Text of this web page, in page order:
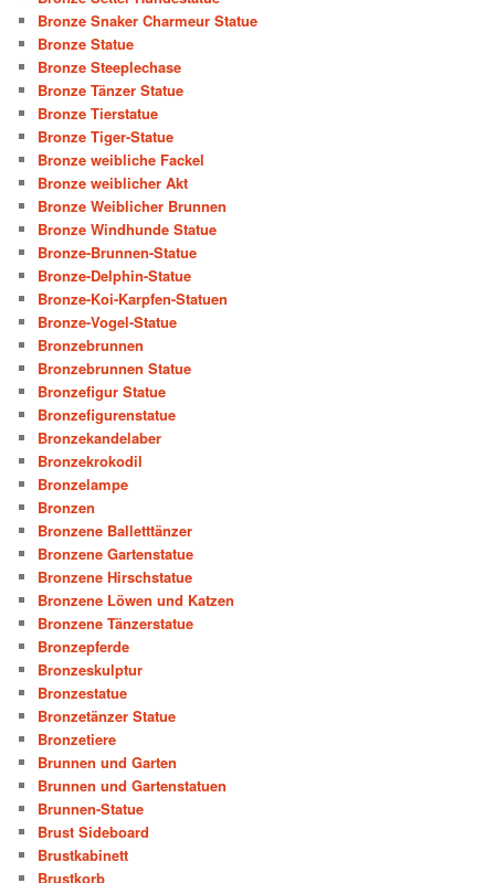
Bronze Snaker Charmeur Statue
Bronze Statue
Bronze Steeplechase
Bronze Tänzer Statue
Bronze Tierstatue
Bronze Tiger-Statue
Bronze weibliche Fackel
Bronze weiblicher Akt
Bronze Weiblicher Brunnen
Bronze Windhunde Statue
Bronze-Brunnen-Statue
Bronze-Delphin-Statue
Bronze-Koi-Karpfen-Statuen
Bronze-Vogel-Statue
Bronzebrunnen
Bronzebrunnen Statue
Bronzefigur Statue
Bronzefigurenstatue
Bronzekandelaber
Bronzekrokodil
Bronzelampe
Bronzen
Bronzene Balletttänzer
Bronzene Gartenstatue
Bronzene Hirschstatue
Bronzene Löwen und Katzen
Bronzene Tänzerstatue
Bronzepferde
Bronzeskulptur
Bronzestatue
Bronzetänzer Statue
Bronzetiere
Brunnen und Garten
Brunnen und Gartenstatuen
Brunnen-Statue
Brust Sideboard
Brustkabinett
Brustkorb